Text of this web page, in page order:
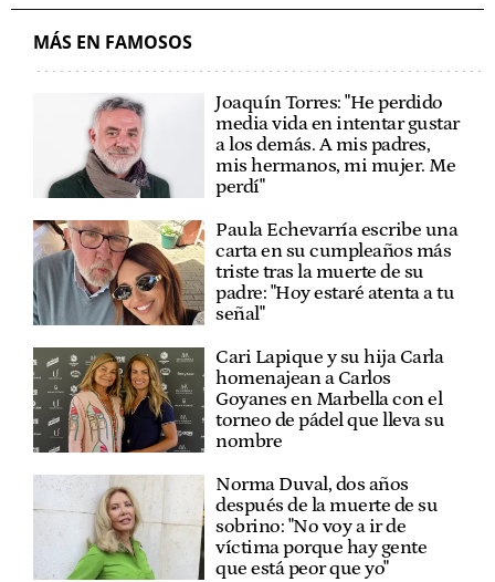
MÁS EN FAMOSOS
Joaquín Torres: "He perdido
media vida en intentar gustar
a los demás. A mis padres,
mis hermanos, mi mujer. Me
perdí"
Paula Echevarría escribe una
carta en su cumpleaños más
triste tras la muerte de su
padre: "Hoy estaré atenta a tu
señal"
Cari Lapique y su hija Carla
homenajean a Carlos
Goyanes en Marbella con el
torneo de pádel que lleva su
nombre
Norma Duval, dos años
después de la muerte de su
sobrino: "No voy a ir de
víctima porque hay gente
que está peor que yo"